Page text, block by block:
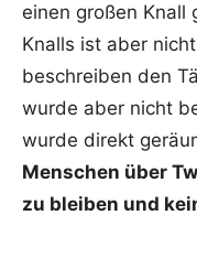
einen großen Knall
Knalls ist aber
beschreiben den
wurde aber nicht
wurde direkt
Menschen über
zu bleiben und